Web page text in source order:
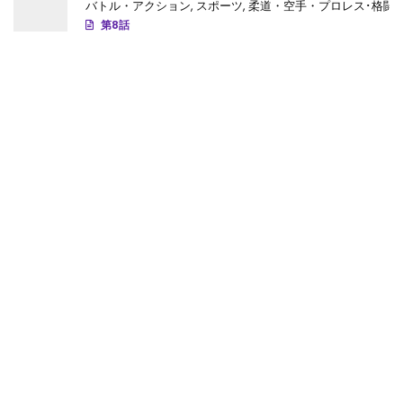
: 第12話
バトル・アクション, スポーツ, 柔道・空手・プロレス･格闘
第8話